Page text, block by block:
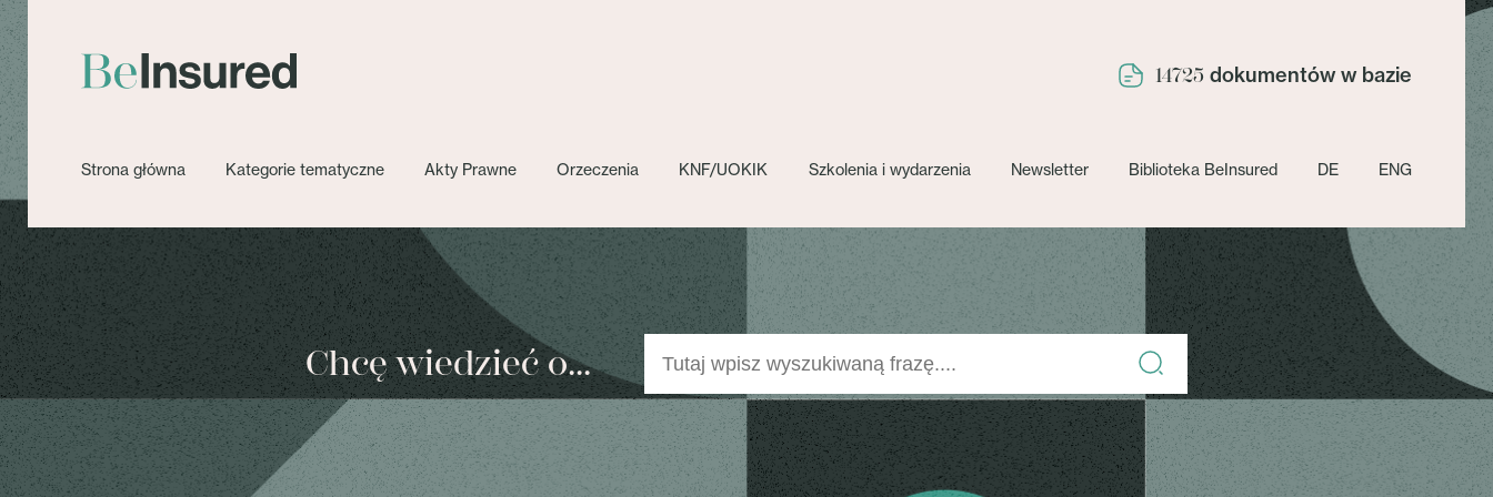
14725 dokumentów w bazie
Strona główna Kategorie tematyczne Akty Prawne Orzeczenia KNF/UOKIK Szkolenia i wydarzenia Newsletter Biblioteka BeInsured DE ENG
Chcę wiedzieć o...